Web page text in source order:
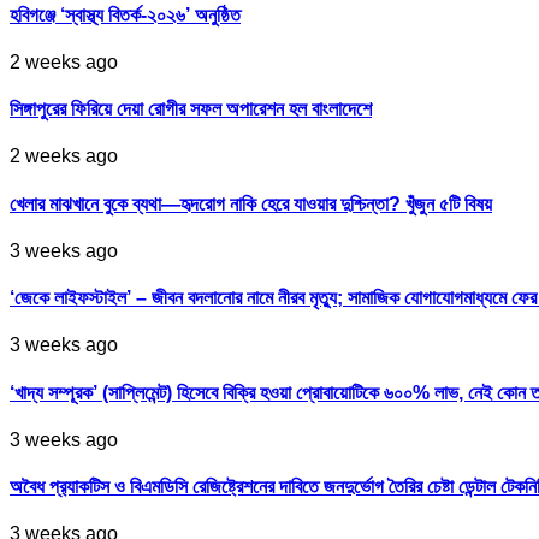
হবিগঞ্জে ‘স্বাস্থ্য বিতর্ক-২০২৬’ অনুষ্ঠিত
2 weeks ago
সিঙ্গাপুরের ফিরিয়ে দেয়া রোগীর সফল অপারেশন হল বাংলাদেশে
2 weeks ago
খেলার মাঝখানে বুকে ব্যথা—হৃদরোগ নাকি হেরে যাওয়ার দুশ্চিন্তা? খুঁজুন ৫টি বিষয়
3 weeks ago
‘জেকে লাইফস্টাইল’ – জীবন বদলানোর নামে নীরব মৃত্যু; সামাজিক যোগাযোগমাধ্যমে
3 weeks ago
‘খাদ্য সম্পূরক’ (সাপ্লিমেন্ট) হিসেবে বিক্রি হওয়া প্রোবায়োটিকে ৬০০% লাভ, নেই কোন
3 weeks ago
অবৈধ প্র‍্যাকটিস ও বিএমডিসি রেজিষ্ট্রেশনের দাবিতে জনদুর্ভোগ তৈরির চেষ্টা ডেন্টাল
3 weeks ago